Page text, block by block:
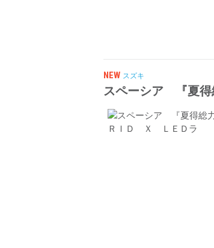
NEW スズキ
スペーシア 『夏